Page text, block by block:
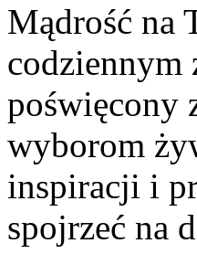
Mądrość na
codziennym
poświęcony
wyborom
inspiracji i
spojrzeć na